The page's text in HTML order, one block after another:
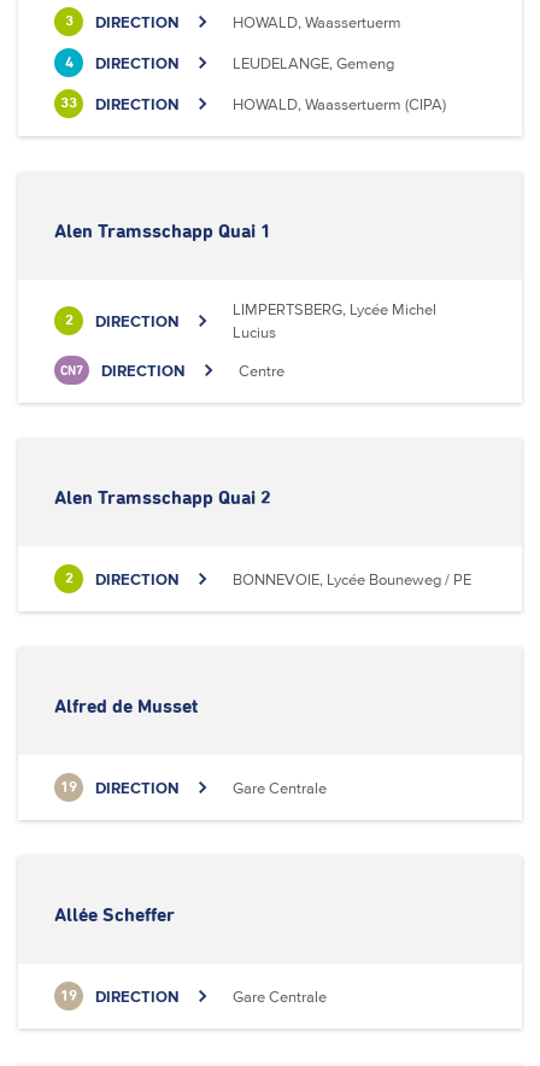
3 DIRECTION HOWALD, Waassertuerm
4 DIRECTION LEUDELANGE, Gemeng
33 DIRECTION HOWALD, Waassertuerm (CIPA)
Alen Tramsschapp Quai 1
2 DIRECTION
LIMPERTSBERG, Lycée Michel
Lucius
CN7 DIRECTION Centre
Alen Tramsschapp Quai 2
2 DIRECTION BONNEVOIE, Lycée Bouneweg / PE
Alfred de Musset
19 DIRECTION Gare Centrale
Allée Scheffer
19 DIRECTION Gare Centrale